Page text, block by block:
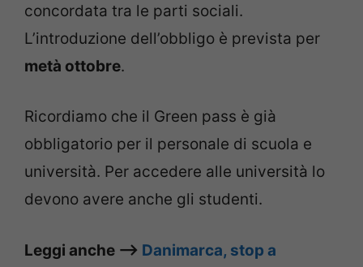
concordata tra le parti sociali.
L’introduzione dell’obbligo è prevista per
metà ottobre.
Ricordiamo che il Green pass è già
obbligatorio per il personale di scuola e
università. Per accedere alle università lo
devono avere anche gli studenti.
Leggi anche –> Danimarca, stop a